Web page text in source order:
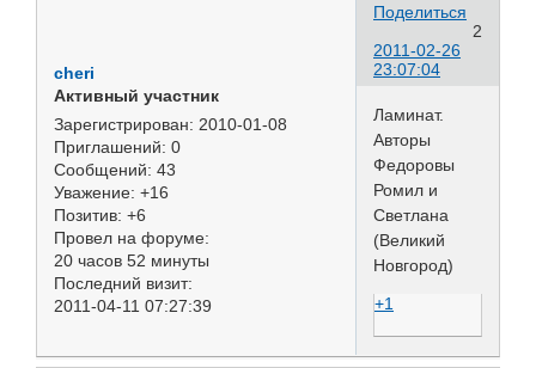
Поделиться
2
2011-02-26
23:07:04
cheri
Активный участник
Зарегистрирован: 2010-01-08
Приглашений: 0
Сообщений: 43
Уважение: +16
Позитив: +6
Провел на форуме:
20 часов 52 минуты
Последний визит:
2011-04-11 07:27:39
Ламинат.
Авторы
Федоровы
Ромил и
Светлана
(Великий
Новгород)
+1